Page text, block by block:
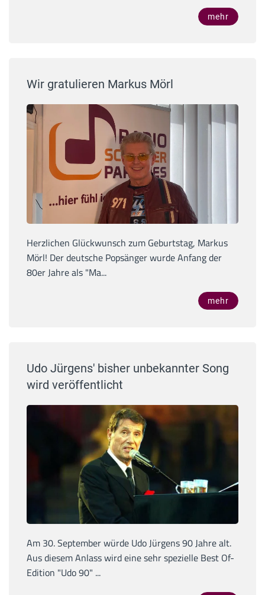
mehr
Wir gratulieren Markus Mörl
Herzlichen Glückwunsch zum Geburtstag, Markus
Mörl! Der deutsche Popsänger wurde Anfang der
80er Jahre als "Ma...
mehr
Udo Jürgens' bisher unbekannter Song
wird veröffentlicht
Am 30. September würde Udo Jürgens 90 Jahre alt.
Aus diesem Anlass wird eine sehr spezielle Best Of-
Edition "Udo 90" ...